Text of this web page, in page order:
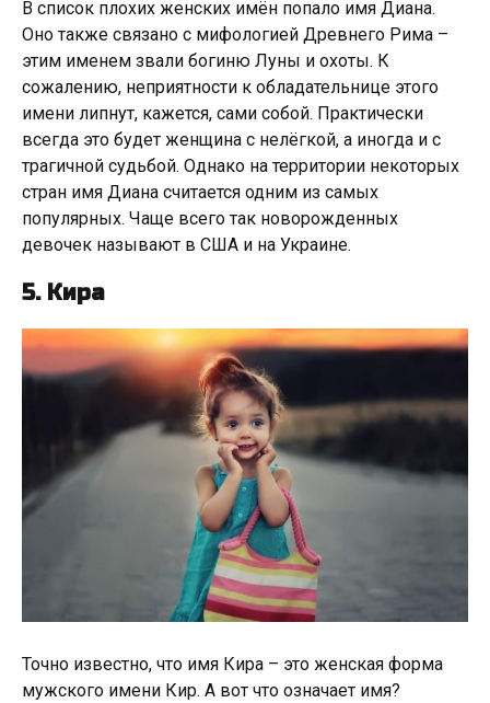
В список плохих женских имён попало имя Диана.
Оно также связано с мифологией Древнего Рима –
этим именем звали богиню Луны и охоты. К
сожалению, неприятности к обладательнице этого
имени липнут, кажется, сами собой. Практически
всегда это будет женщина с нелёгкой, а иногда и с
трагичной судьбой. Однако на территории некоторых
стран имя Диана считается одним из самых
популярных. Чаще всего так новорожденных
девочек называют в США и на Украине.
5. Кира
Точно известно, что имя Кира – это женская форма
мужского имени Кир. А вот что означает имя?